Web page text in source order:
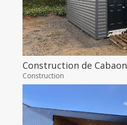
Construction de Cabaon
Construction